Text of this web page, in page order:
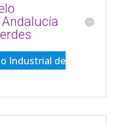
Industrial de